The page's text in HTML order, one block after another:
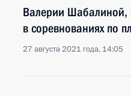
Валерии Шабалиной,
в соревнованиях по
27 августа 2021 года, 14:05